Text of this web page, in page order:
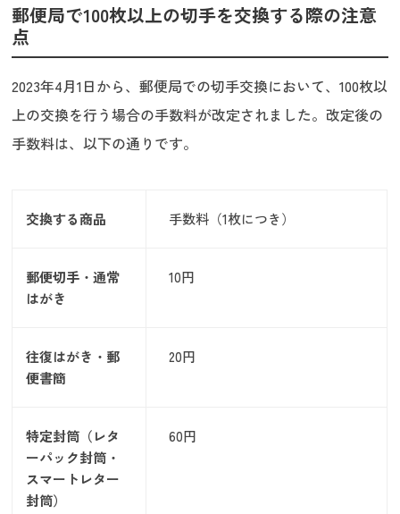
郵便局で100枚以上の切手を交換する際の注意
点
2023年4月1日から、郵便局での切手交換において、100枚以
上の交換を行う場合の手数料が改定されました。改定後の
手数料は、以下の通りです。
交換する商品 手数料（1枚につき）
郵便切手・通常
はがき
10円
往復はがき・郵
便書簡
20円
特定封筒（レタ
ーパック封筒・
スマートレター
封筒）
60円